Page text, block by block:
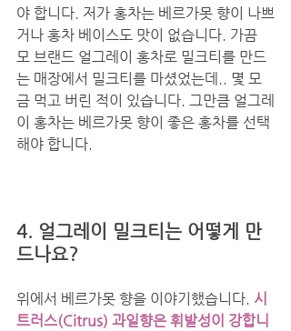
야 합니다. 저가 홍차는 베르가못 향이 나쁘
거나 홍차 베이스도 맛이 없습니다. 가끔
모 브랜드 얼그레이 홍차로 밀크티를 만드
는 매장에서 밀크티를 마셨었는데.. 몇 모
금 먹고 버린 적이 있습니다. 그만큼 얼그레
이 홍차는 베르가못 향이 좋은 홍차를 선택
해야 합니다.
4. 얼그레이 밀크티는 어떻게 만
드나요?
위에서 베르가못 향을 이야기했습니다. 시
트러스(Citrus) 과일향은 휘발성이 강합니